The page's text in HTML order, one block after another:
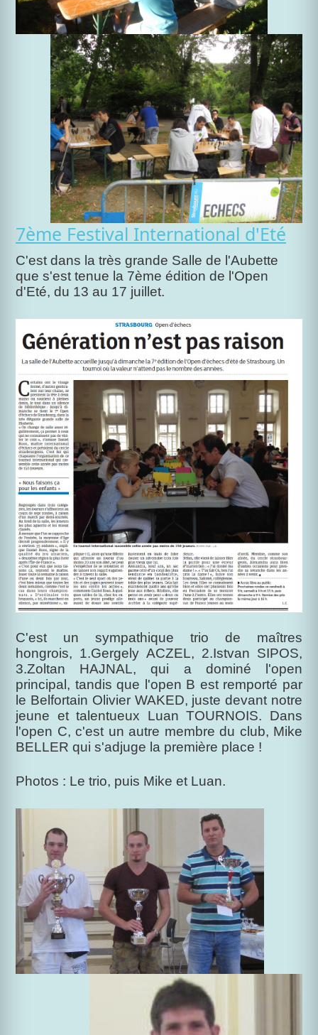
7ème Festival International d'Eté
C'est dans la très grande Salle de l'Aubette
que s'est tenue la 7ème édition de l'Open
d'Eté, du 13 au 17 juillet.
C'est un sympathique trio de maîtres
hongrois, 1.Gergely ACZEL, 2.Istvan SIPOS,
3.Zoltan HAJNAL, qui a dominé l'open
principal, tandis que l'open B est remporté par
le Belfortain Olivier WAKED, juste devant notre
jeune et talentueux Luan TOURNOIS. Dans
l'open C, c'est un autre membre du club, Mike
BELLER qui s'adjuge la première place !
Photos : Le trio, puis Mike et Luan.